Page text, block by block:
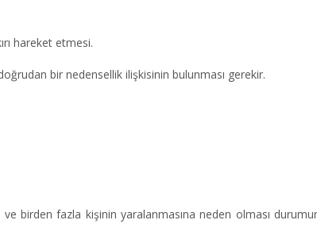
hareket etmesi.
bir nedensellik ilişkisinin bulunması gerekir.
birden fazla kişinin yaralanmasına neden olması